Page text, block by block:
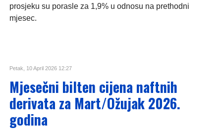
prosjeku su porasle za 1,9% u odnosu na prethodni
mjesec.
Petak, 10 April 2026 12:27
Mjesečni bilten cijena naftnih
derivata za Mart/Ožujak 2026.
godina